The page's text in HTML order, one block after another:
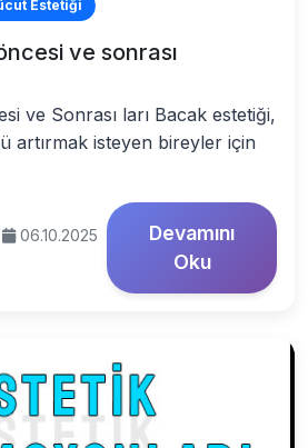
Estetiği
ve sonrası
ve Sonrası ları Bacak estetiği,
artırmak isteyen bireyler için
06.10.2025
Devamını
Oku